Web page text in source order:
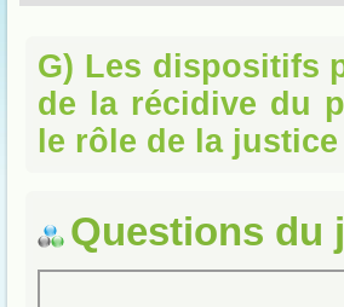
G) Les dispositifs
de la récidive du
le rôle de la
Questions du